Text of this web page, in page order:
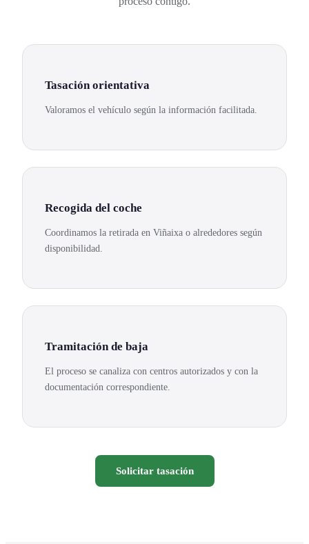
Tasación orientativa
Valoramos el vehículo según la información facilitada.
Recogida del coche
Coordinamos la retirada en Viñaixa o alrededores según
disponibilidad.
Tramitación de baja
El proceso se canaliza con centros autorizados y con la
documentación correspondiente.
Solicitar tasación